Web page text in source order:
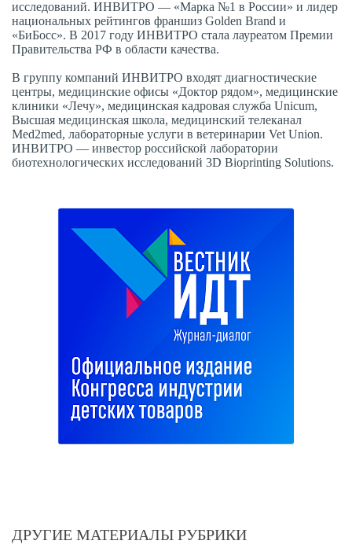
исследований. ИНВИТРО — «Марка №1 в России» и лидер
национальных рейтингов франшиз Golden Brand и
«БиБосс». В 2017 году ИНВИТРО стала лауреатом Премии
Правительства РФ в области качества.
В группу компаний ИНВИТРО входят диагностические
центры, медицинские офисы «Доктор рядом», медицинские
клиники «Лечу», медицинская кадровая служба Unicum,
Высшая медицинская школа, медицинский телеканал
Med2med, лабораторные услуги в ветеринарии Vet Union.
ИНВИТРО — инвестор российской лаборатории
биотехнологических исследований 3D Bioprinting Solutions.
ДРУГИЕ МАТЕРИАЛЫ РУБРИКИ